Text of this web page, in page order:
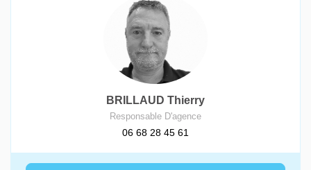
BRILLAUD Thierry
Responsable D'agence
06 68 28 45 61